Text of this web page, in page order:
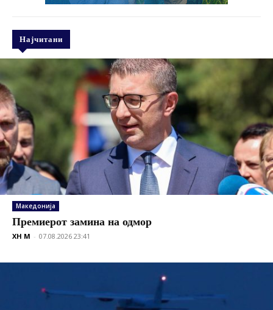
Најчитани
Македонија
Премиерот замина на одмор
XH M - 07.08.2026 23:41